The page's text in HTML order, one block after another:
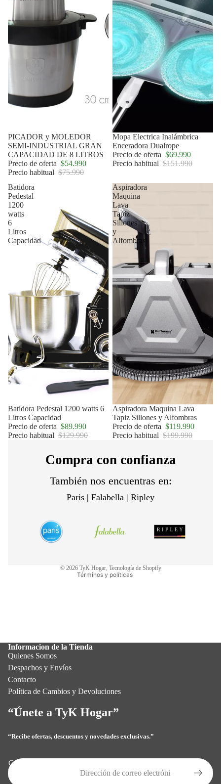
Oferta
PICADOR y MOLEDOR
SEMI-INDUSTRIAL GRAN
CAPACIDAD DE 8 LITROS
Precio de oferta $54.990
Precio habitual $75.990
Oferta
Mopa Electrica Inalámbrica
Enceradora Dualrope
Precio de oferta $69.990
Precio habitual $151.990
Batidora
Pedestal
1200
watts
6
Litros
Capacidad
Oferta
Batidora Pedestal 1200 watts 6
Litros Capacidad
Precio de oferta $89.990
Precio habitual $129.990
Aspiradora
Maquina
Lava
Tapiz
Sillones
y
Alfombras
Oferta
Aspiradora Maquina Lava
Tapiz Sillones y Alfombras
Precio de oferta $119.990
Precio habitual $199.990
Compra con confianza
También nos encuentras en:
Paris | Falabella | Ripley
© 2026 TyK Hogar, Tecnología de Shopify
Términos y políticas
Política de reembolso
Términos del servicio
Informacion de la Tienda
Quienes Somos
Despachos y Envíos
Contacto
Política de Cambios y Devoluciones
“Únete a TyK Hogar”
“Recibe ofertas, descuentos y novedades exclusivas.”
Correo electrónico
Política de privacidad